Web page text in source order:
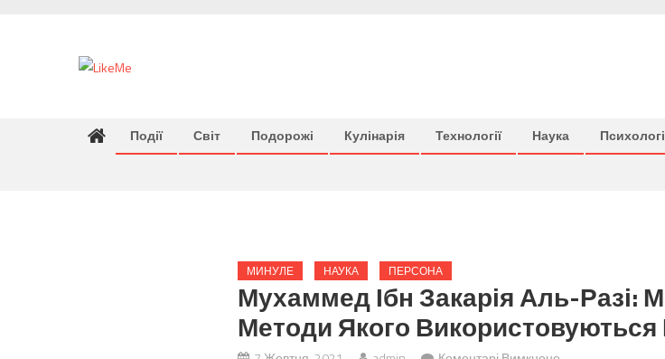
Події Світ Подорожі Кулінарія Технології Наука
МИНУЛЕ НАУКА ПЕРСОНА
Мухаммед Ібн Закарія Аль-Разі:
Методи Якого Використовуються